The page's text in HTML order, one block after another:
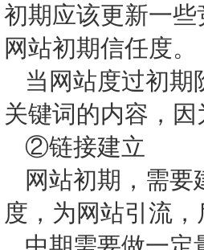
初期应该更新一
网站初期信任度。
当网站度过初
关键词的内容，
②链接建立
网站初期，需
度，为网站引流